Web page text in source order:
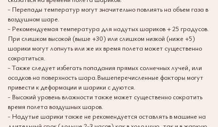
- Перепады температур могут значительно повлиять на объем газа в
воздушном шаре.
- Рекомендуемая температура для надутых шариков + 25 градусов.
При слишком высокой (выше +30) или слишком низкой (ниже +5)
шарики могут лопнуть или же их время полета может существенно
сократиться.
- Также следует избегать попадания прямых солнечных лучей, или
осадков на поверхность шара.Вышеперечисленные факторы могут
привести к деформации и шарики с дуются.
- Высокий уровень влажности также может существенно сократить
время полета воздушных шаров.
- Надутые шарики также не рекомендуется оставлять в машине на